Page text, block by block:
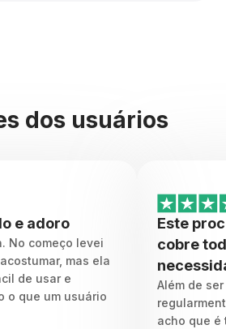
dos usuários
e adoro
No começo levei
mas ela
de usar e
o que um usuário
Este
cobre
Além de
acho que é